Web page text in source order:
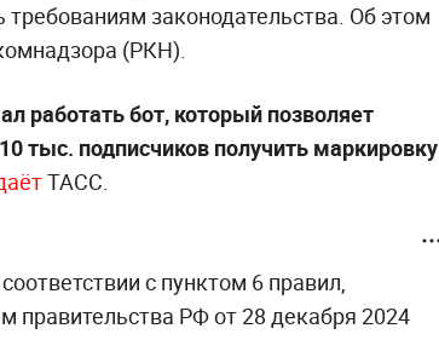
требованиям законодательства. Об этом
(РКН).
работать бот, который позволяет
тыс. подписчиков получить маркировку
ТАСС.
с пунктом 6 правил,
правительства РФ от 28 декабря 2024